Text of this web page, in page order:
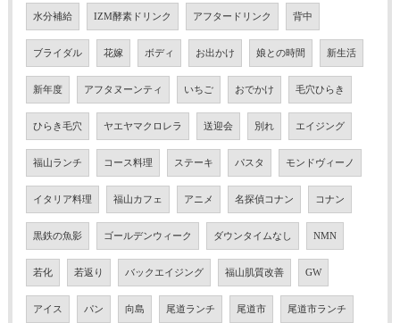
水分補給 IZM酵素ドリンク アフタードリンク 背中
ブライダル 花嫁 ボディ お出かけ 娘との時間 新生活
新年度 アフタヌーンティ いちご おでかけ 毛穴ひらき
ひらき毛穴 ヤエヤマクロレラ 送迎会 別れ エイジング
福山ランチ コース料理 ステーキ パスタ モンドヴィーノ
イタリア料理 福山カフェ アニメ 名探偵コナン コナン
黒鉄の魚影 ゴールデンウィーク ダウンタイムなし NMN
若化 若返り バックエイジング 福山肌質改善 GW
アイス パン 向島 尾道ランチ 尾道市 尾道市ランチ